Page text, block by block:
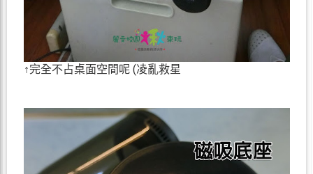
↑完全不占桌面空間呢 (凌亂救星